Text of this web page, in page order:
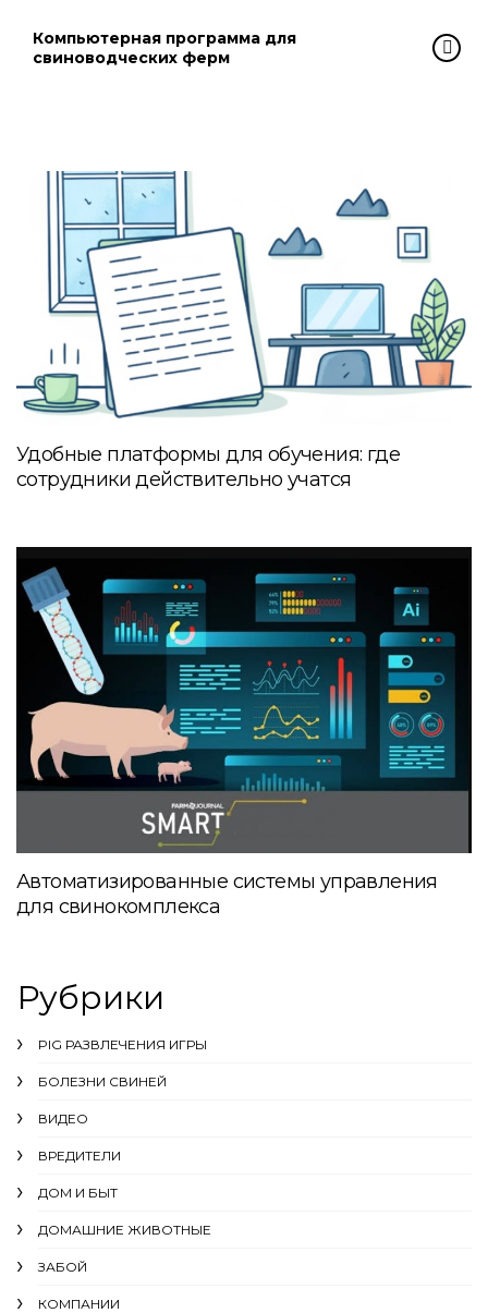
Компьютерная программа для
свиноводческих ферм
Удобные платформы для обучения: где
сотрудники действительно учатся
Автоматизированные системы управления
для свинокомплекса
Рубрики
PIG РАЗВЛЕЧЕНИЯ ИГРЫ
БОЛЕЗНИ СВИНЕЙ
ВИДЕО
ВРЕДИТЕЛИ
ДОМ И БЫТ
ДОМАШНИЕ ЖИВОТНЫЕ
ЗАБОЙ
КОМПАНИИ